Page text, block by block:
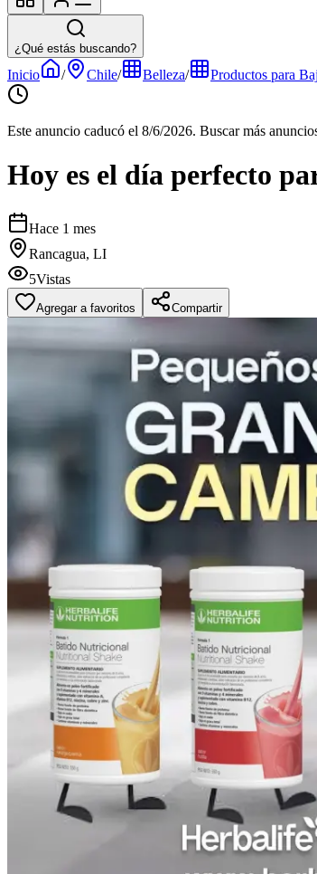
¿Qué estás buscando?
Inicio / Chile/ Belleza/ Productos para
Este anuncio caducó el 8/6/2026. Buscar más
Hoy es el día perfecto
Hace 1 mes
Rancagua, LI
5Vistas
Agregar a favoritos Compartir